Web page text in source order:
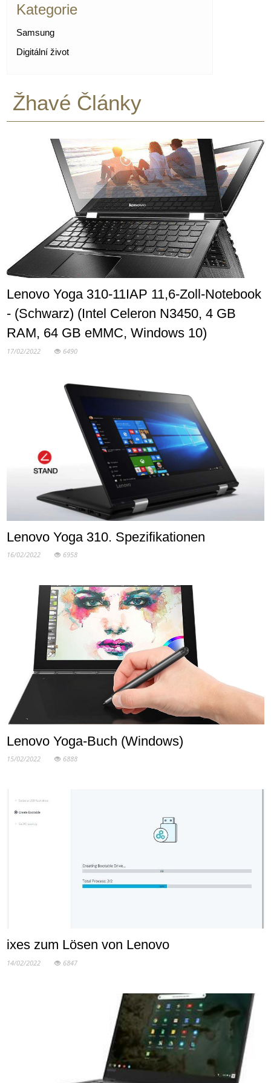
Kategorie
Samsung
Digitální život
Žhavé Články
Lenovo Yoga 310-11IAP 11,6-Zoll-Notebook
- (Schwarz) (Intel Celeron N3450, 4 GB
RAM, 64 GB eMMC, Windows 10)
17/02/2022 6490
Lenovo Yoga 310. Spezifikationen
16/02/2022 6958
Lenovo Yoga-Buch (Windows)
15/02/2022 6888
ixes zum Lösen von Lenovo
14/02/2022 6847